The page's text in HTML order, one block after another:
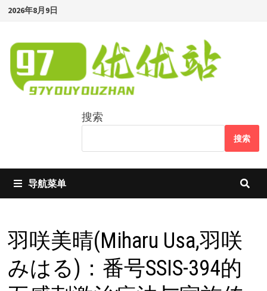
Skip
content
2026年8月9日
搜索
搜索
导航菜单
羽咲美晴(Miharu Usa,羽咲
みはる)：番号SSIS-394的